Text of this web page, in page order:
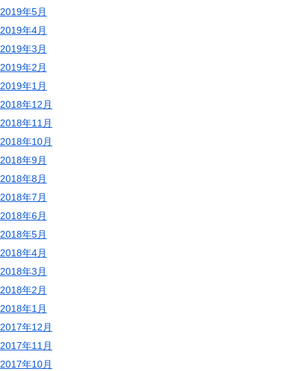
2019年5月
2019年4月
2019年3月
2019年2月
2019年1月
2018年12月
2018年11月
2018年10月
2018年9月
2018年8月
2018年7月
2018年6月
2018年5月
2018年4月
2018年3月
2018年2月
2018年1月
2017年12月
2017年11月
2017年10月